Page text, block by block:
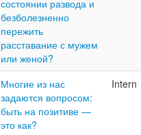
состоянии развода и
безболезненно
пережить
расставание с мужем
или женой?
Многие из нас
задаются вопросом:
быть на позитиве —
это как?
Intern